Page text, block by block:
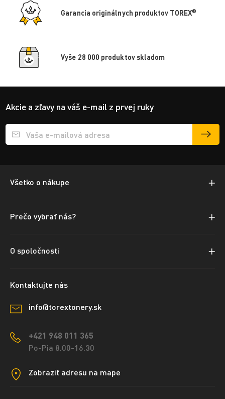
Garancia originálnych produktov TOREX®
Vyše 28 000 produktov skladom
Akcie a zľavy na váš e-mail z prvej ruky
Přihlášení e-mailu k odběru
Všetko o nákupe
Prečo vybrať nás?
O spoločnosti
Kontaktujte nás
info@torextonery.sk
+421 948 011 365
Po-Pia 8.00-16.30
Zobraziť adresu na mape